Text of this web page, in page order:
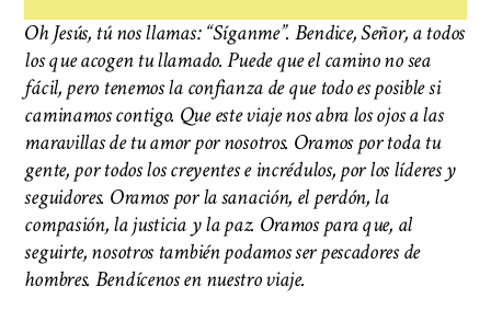
Oh Jesús, tú nos llamas: “Síganme”. Bendice, Señor, a todos
los que acogen tu llamado. Puede que el camino no sea
fácil, pero tenemos la confianza de que todo es posible si
caminamos contigo. Que este viaje nos abra los ojos a las
maravillas de tu amor por nosotros. Oramos por toda tu
gente, por todos los creyentes e incrédulos, por los líderes y
seguidores. Oramos por la sanación, el perdón, la
compasión, la justicia y la paz. Oramos para que, al
seguirte, nosotros también podamos ser pescadores de
hombres. Bendícenos en nuestro viaje.